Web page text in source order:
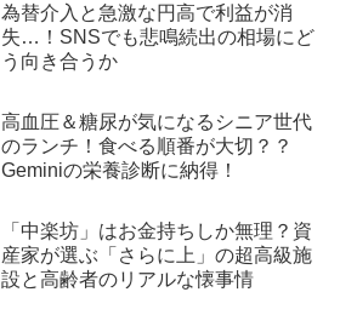
為替介入と急激な円高で利益が消
失…！SNSでも悲鳴続出の相場にど
う向き合うか
高血圧＆糖尿が気になるシニア世代
のランチ！食べる順番が大切？？
Geminiの栄養診断に納得！
「中楽坊」はお金持ちしか無理？資
産家が選ぶ「さらに上」の超高級施
設と高齢者のリアルな懐事情